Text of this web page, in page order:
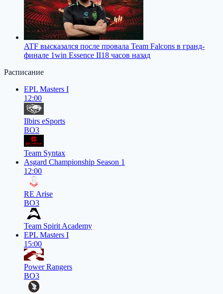
ATF высказался после провала Team Falcons в гранд-
финале 1win Essence II18 часов назад
Расписание
EPL Masters I
12:00
Ilbirs eSports
BO3
Team Syntax
Asgard Championship Season 1
12:00
RE Arise
BO3
Team Spirit Academy
EPL Masters I
15:00
Power Rangers
BO3